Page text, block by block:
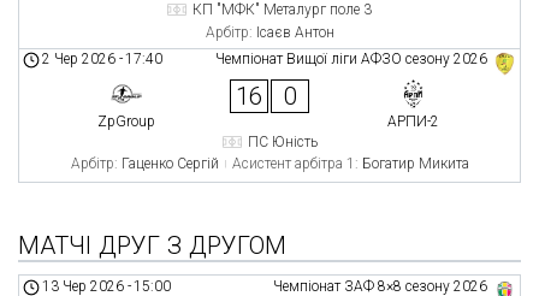
КП "МФК" Металург поле 3
Арбітр: Ісаєв Антон
Чемпіонат Вищої ліги АФЗО сезону 2026
2 Чер 2026 -17:40
ZpGroup
16 0
АРПИ-2
ПС Юність
Арбітр: Гаценко Сергій Асистент арбітра 1: Богатир Микита
МАТЧІ ДРУГ З ДРУГОМ
Чемпіонат ЗАФ 8×8 сезону 2026
13 Чер 2026 -15:00